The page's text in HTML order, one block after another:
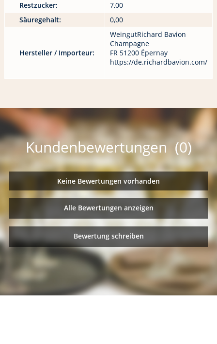
Restzucker:
7,00
Säuregehalt:
0,00
Hersteller / Importeur:
WeingutRichard Bavion
Champagne
FR 51200 Épernay
https://de.richardbavion.com/
Kundenbewertungen (0)
Keine Bewertungen vorhanden
Alle Bewertungen anzeigen
Bewertung schreiben